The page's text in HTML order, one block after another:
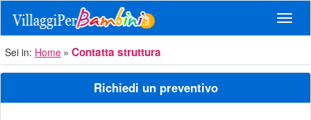
Sei in: Home Contatta struttura
Richiedi un preventivo